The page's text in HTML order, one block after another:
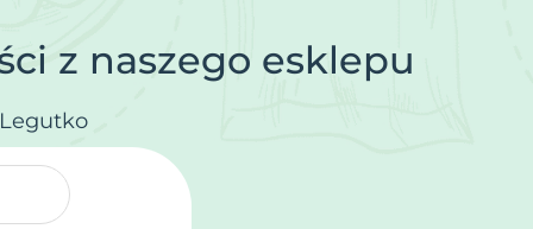
z naszego esklepu